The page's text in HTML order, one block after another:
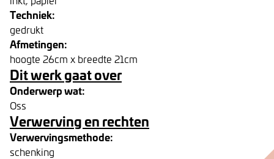
Techniek:
gedrukt
Afmetingen:
hoogte 26cm x breedte 21cm
Dit werk gaat over
Onderwerp wat:
Oss
Verwerving en rechten
Verwervingsmethode:
schenking